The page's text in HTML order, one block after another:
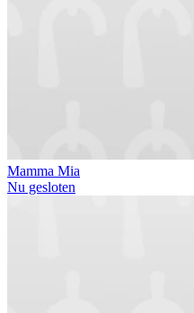
Mamma Mia
Nu gesloten